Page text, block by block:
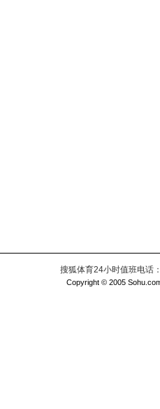
搜狐体育24小时值班电话
Copyright © 2005